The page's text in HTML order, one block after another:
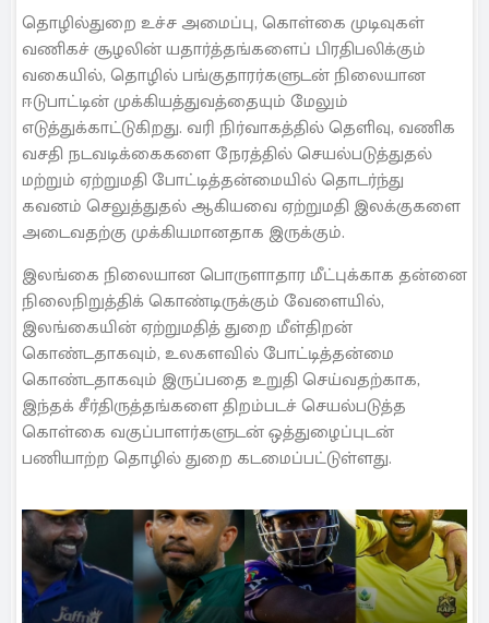
தொழில்துறை உச்ச அமைப்பு, கொள்கை முடிவுகள்
வணிகச் சூழலின் யதார்த்தங்களைப் பிரதிபலிக்கும்
வகையில், தொழில் பங்குதாரர்களுடன் நிலையான
ஈடுபாட்டின் முக்கியத்துவத்தையும் மேலும்
எடுத்துக்காட்டுகிறது. வரி நிர்வாகத்தில் தெளிவு, வணிக
வசதி நடவடிக்கைகளை நேரத்தில் செயல்படுத்துதல்
மற்றும் ஏற்றுமதி போட்டித்தன்மையில் தொடர்ந்து
கவனம் செலுத்துதல் ஆகியவை ஏற்றுமதி இலக்குகளை
அடைவதற்கு முக்கியமானதாக இருக்கும்.
இலங்கை நிலையான பொருளாதார மீட்புக்காக தன்னை
நிலைநிறுத்திக் கொண்டிருக்கும் வேளையில்,
இலங்கையின் ஏற்றுமதித் துறை மீள்திறன்
கொண்டதாகவும், உலகளவில் போட்டித்தன்மை
கொண்டதாகவும் இருப்பதை உறுதி செய்வதற்காக,
இந்தக் சீர்திருத்தங்களை திறம்படச் செயல்படுத்த
கொள்கை வகுப்பாளர்களுடன் ஒத்துழைப்புடன்
பணியாற்ற தொழில் துறை கடமைப்பட்டுள்ளது.